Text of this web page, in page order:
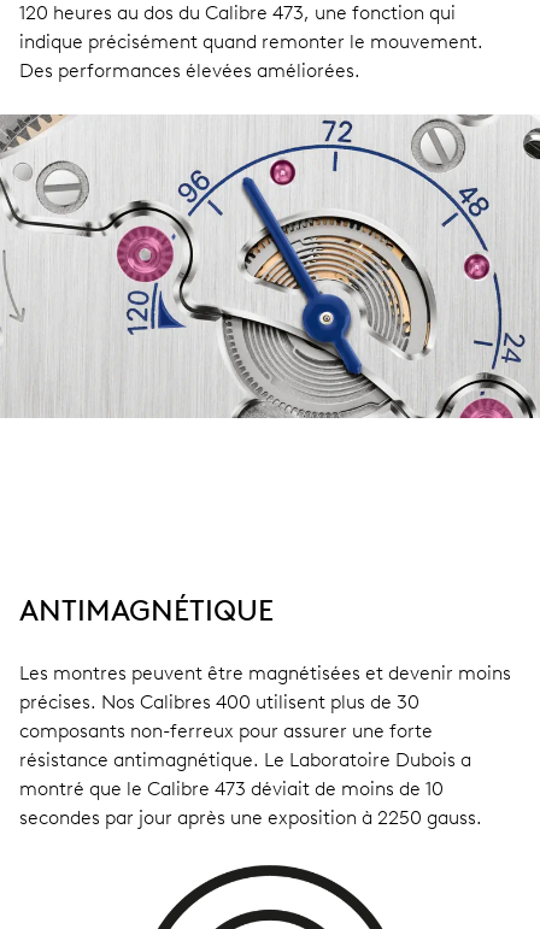
120 heures au dos du Calibre 473, une fonction qui
indique précisément quand remonter le mouvement.
Des performances élevées améliorées.
ANTIMAGNÉTIQUE
Les montres peuvent être magnétisées et devenir moins
précises. Nos Calibres 400 utilisent plus de 30
composants non-ferreux pour assurer une forte
résistance antimagnétique. Le Laboratoire Dubois a
montré que le Calibre 473 déviait de moins de 10
secondes par jour après une exposition à 2250 gauss.